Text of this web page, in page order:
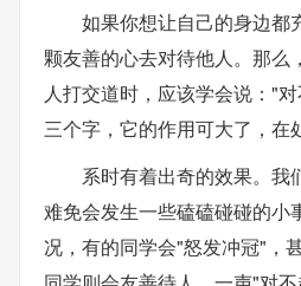
如果你想让自己的身边都
颗友善的心去对待他人。那么
人打交道时，应该学会说："
三个字，它的作用可大了，在
系时有着出奇的效果。我
难免会发生一些磕磕碰碰的小
况，有的同学会"怒发冲冠"，